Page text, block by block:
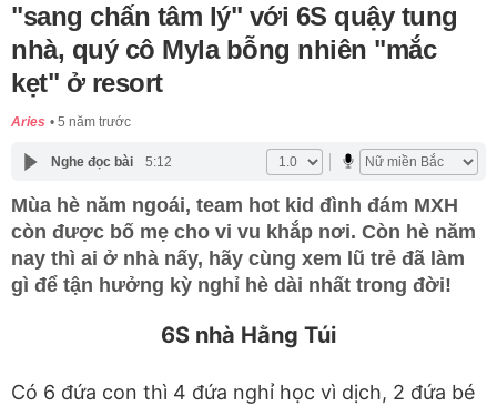
"sang chấn tâm lý" với 6S quậy tung
nhà, quý cô Myla bỗng nhiên "mắc
kẹt" ở resort
Aries 5 năm trước
Nghe đọc bài 5:12
Mùa hè năm ngoái, team hot kid đình đám MXH
còn được bố mẹ cho vi vu khắp nơi. Còn hè năm
nay thì ai ở nhà nấy, hãy cùng xem lũ trẻ đã làm
gì để tận hưởng kỳ nghỉ hè dài nhất trong đời!
6S nhà Hằng Túi
Có 6 đứa con thì 4 đứa nghỉ học vì dịch, 2 đứa bé